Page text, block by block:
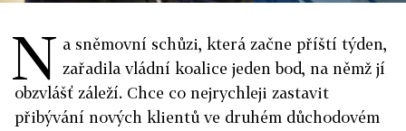
N a sněmovní schůzi, která začne příští týden,
zařadila vládní koalice jeden bod, na němž jí
obzvlášť záleží. Chce co nejrychleji zastavit
přibývání nových klientů ve druhém důchodovém